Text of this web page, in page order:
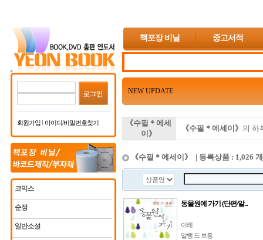
책포장 비닐 중고서적
회원가입 아이디/비밀번호찾기
코믹스
순정
일반소설
NEW UPDATE
《수필＊에세
이》
《수필＊에세이》 의 하
《수필＊에세이》 | 등록상품 : 1,026 개
동물원에 가기 (단편/알...
이레
알랭 드 보통